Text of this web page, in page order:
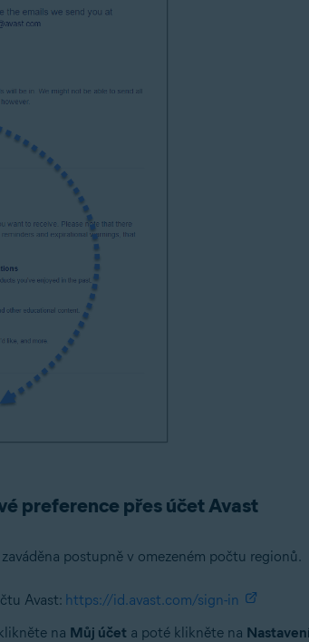
preference přes účet Avast
postupně v omezeném počtu regionů.
Avast: https://id.avast.com/sign-in
na Můj účet a poté klikněte na